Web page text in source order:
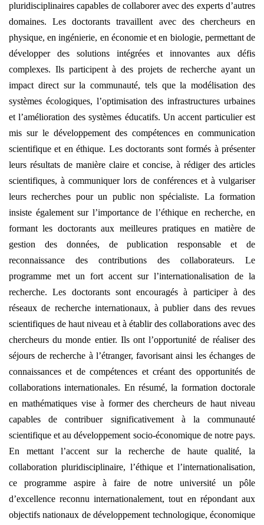
pluridisciplinaires capables de collaborer avec des experts d’autres
domaines. Les doctorants travaillent avec des chercheurs en
physique, en ingénierie, en économie et en biologie, permettant de
développer des solutions intégrées et innovantes aux défis
complexes. Ils participent à des projets de recherche ayant un
impact direct sur la communauté, tels que la modélisation des
systèmes écologiques, l’optimisation des infrastructures urbaines
et l’amélioration des systèmes éducatifs. Un accent particulier est
mis sur le développement des compétences en communication
scientifique et en éthique. Les doctorants sont formés à présenter
leurs résultats de manière claire et concise, à rédiger des articles
scientifiques, à communiquer lors de conférences et à vulgariser
leurs recherches pour un public non spécialiste. La formation
insiste également sur l’importance de l’éthique en recherche, en
formant les doctorants aux meilleures pratiques en matière de
gestion des données, de publication responsable et de
reconnaissance des contributions des collaborateurs. Le
programme met un fort accent sur l’internationalisation de la
recherche. Les doctorants sont encouragés à participer à des
réseaux de recherche internationaux, à publier dans des revues
scientifiques de haut niveau et à établir des collaborations avec des
chercheurs du monde entier. Ils ont l’opportunité de réaliser des
séjours de recherche à l’étranger, favorisant ainsi les échanges de
connaissances et de compétences et créant des opportunités de
collaborations internationales. En résumé, la formation doctorale
en mathématiques vise à former des chercheurs de haut niveau
capables de contribuer significativement à la communauté
scientifique et au développement socio-économique de notre pays.
En mettant l’accent sur la recherche de haute qualité, la
collaboration pluridisciplinaire, l’éthique et l’internationalisation,
ce programme aspire à faire de notre université un pôle
d’excellence reconnu internationalement, tout en répondant aux
objectifs nationaux de développement technologique, économique